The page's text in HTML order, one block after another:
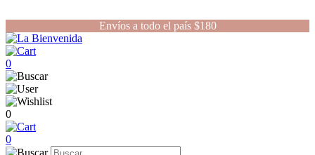
Envíos a todo el país $180
0
0
0